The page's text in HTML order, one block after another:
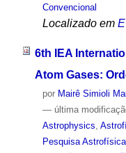
Convencional
Localizado em
6th IEA
Atom Gases:
por Mairê Simioli
— última
Astrophysics
Pesquisa